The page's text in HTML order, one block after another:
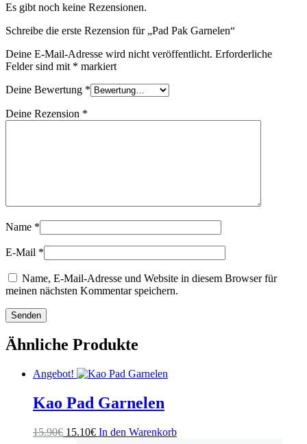
Es gibt noch keine Rezensionen.
Schreibe die erste Rezension für „Pad Pak Garnelen“
Deine E-Mail-Adresse wird nicht veröffentlicht. Erforderliche
Felder sind mit * markiert
Deine Bewertung *
Deine Rezension *
Name *
E-Mail *
Name, E-Mail-Adresse und Website in diesem Browser für
meinen nächsten Kommentar speichern.
Ähnliche Produkte
Angebot!
Kao Pad Garnelen
15.90€ Ursprünglicher
15.10€Aktueller
In den Warenkorb